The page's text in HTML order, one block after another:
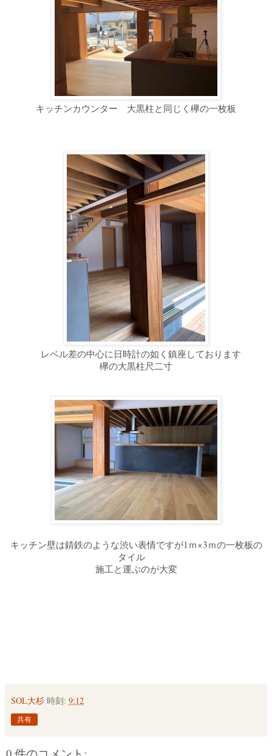
キッチンカウンター 大黒柱と同じく欅の一枚板
レベル差の中心に日時計の如く鎮座しております
欅の大黒柱尺二寸
キッチン壁は錆鉄のような渋い表情ですが1ｍ×3ｍの一枚板の
タイル
施工と運ぶのが大変
SOL大杉 時刻: 9:12
共有